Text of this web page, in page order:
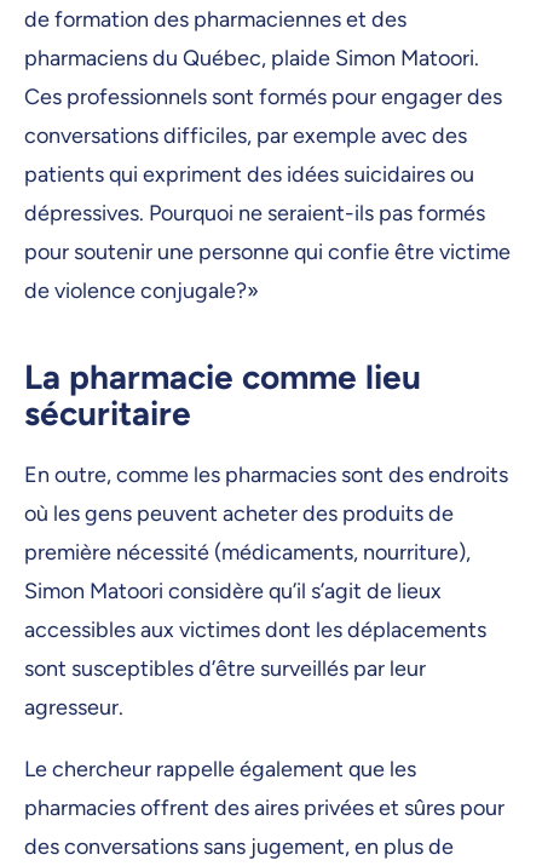
de formation des pharmaciennes et des
pharmaciens du Québec, plaide Simon Matoori.
Ces professionnels sont formés pour engager des
conversations difficiles, par exemple avec des
patients qui expriment des idées suicidaires ou
dépressives. Pourquoi ne seraient-ils pas formés
pour soutenir une personne qui confie être victime
de violence conjugale?»
La pharmacie comme lieu
sécuritaire
En outre, comme les pharmacies sont des endroits
où les gens peuvent acheter des produits de
première nécessité (médicaments, nourriture),
Simon Matoori considère qu’il s’agit de lieux
accessibles aux victimes dont les déplacements
sont susceptibles d’être surveillés par leur
agresseur.
Le chercheur rappelle également que les
pharmacies offrent des aires privées et sûres pour
des conversations sans jugement, en plus de